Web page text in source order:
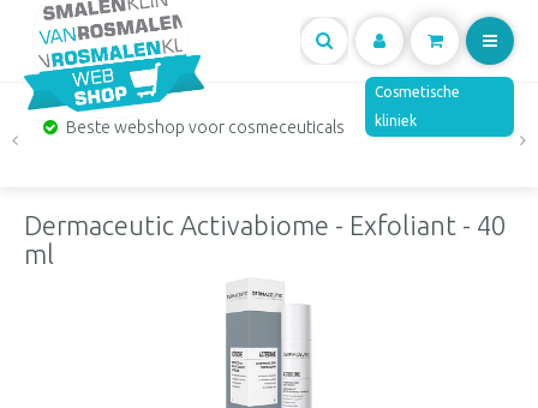
Mijn
account
Cosmetische
kliniek
Beste webshop voor cosmeceuticals
Dermaceutic Activabiome - Exfoliant - 40
ml